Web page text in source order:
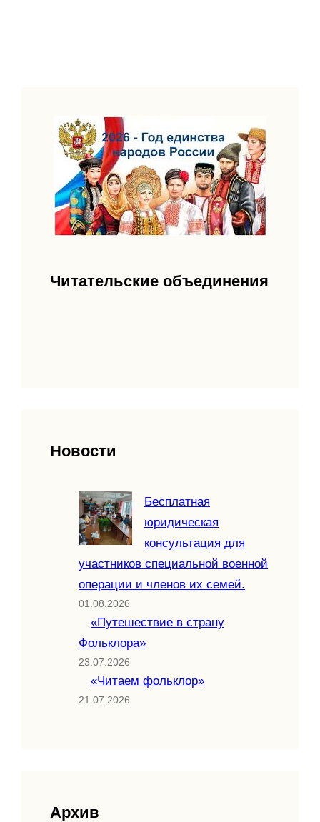
Читательские объединения
Новости
Бесплатная
юридическая
консультация для
участников специальной военной
операции и членов их семей.
01.08.2026
«Путешествие в страну
Фольклора»
23.07.2026
«Читаем фольклор»
21.07.2026
Архив